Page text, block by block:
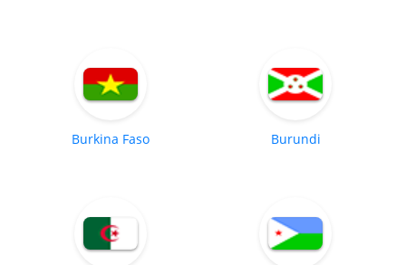
Burkina Faso Burundi